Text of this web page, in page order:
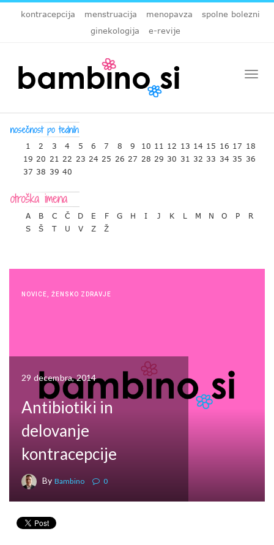
kontracepcija menstruacija menopavza
spolne bolezni
ginekologija
e-revije
1 2 3 4 5 6 7 8 9 10 11 12 13 14 15 16 17 18
19 20 21 22 23 24 25 26 27 28 29 30 31 32 33 34 35 36
37 38 39 40
A B C Č D E F G H I J K L M N O P
R
S
Š T U V Z Ž
NOVICE ŽENSKO ZDRAVJE
29 decembra, 2014
Antibiotiki in
delovanje
kontracepcije
By Bambino 0